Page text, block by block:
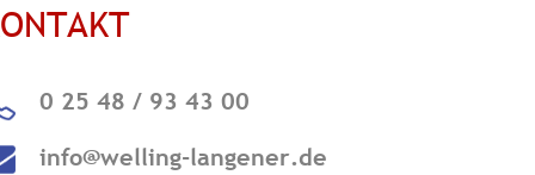
0 25 48 / 93 43 00
info@welling-langener.de